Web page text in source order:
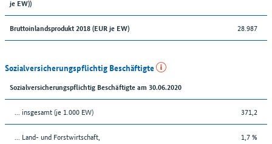
je EW))
Bruttoinlandsprodukt 2018 (EUR je EW) 28.987
Sozialversicherungspflichtig Beschäftigte
Sozialversicherungspflichtig Beschäftigte am 30.06.2020
... insgesamt (je 1.000 EW) 371,2
... Land- und Forstwirtschaft,
1,7 %